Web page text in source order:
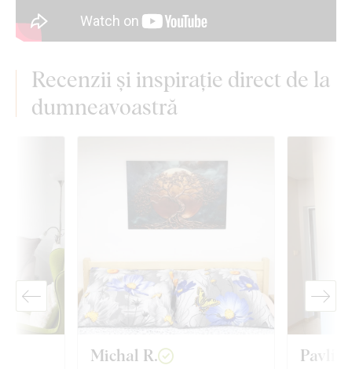
Recenzii și inspirație direct de la
dumneavoastră
Michal R.